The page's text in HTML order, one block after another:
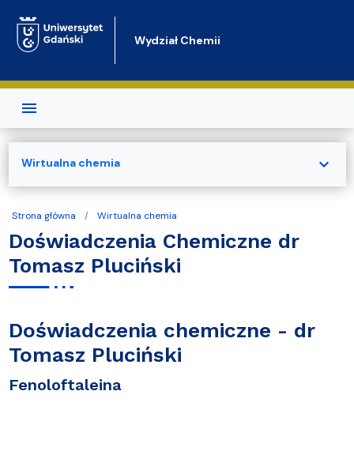
Wydział Chemii
Strona główna Wirtualna chemia
Doświadczenia Chemiczne dr
Tomasz Pluciński
Doświadczenia chemiczne - dr
Tomasz Pluciński
Fenoloftaleina
Wirtualna chemia expand_more